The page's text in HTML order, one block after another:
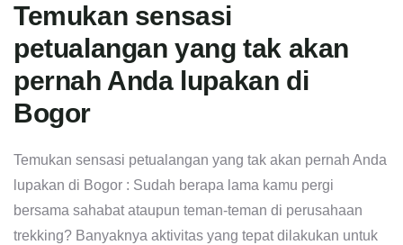
Temukan sensasi
petualangan yang tak akan
pernah Anda lupakan di
Bogor
Temukan sensasi petualangan yang tak akan pernah Anda
lupakan di Bogor : Sudah berapa lama kamu pergi
bersama sahabat ataupun teman-teman di perusahaan
trekking? Banyaknya aktivitas yang tepat dilakukan untuk